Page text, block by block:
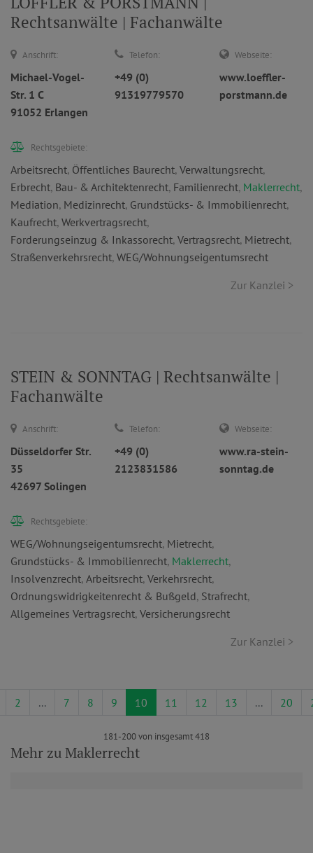
Rechtsanwälte | Fachanwälte
Anschrift:
Michael-Vogel-
Str. 1 C
91052 Erlangen
Telefon:
+49 (0)
91319779570
Webseite:
www.loeffler-
porstmann.de
Rechtsgebiete:
Arbeitsrecht, Öffentliches Baurecht, Verwaltungsrecht,
Erbrecht, Bau- & Architektenrecht, Familienrecht, Maklerrecht,
Mediation, Medizinrecht, Grundstücks- & Immobilienrecht,
Kaufrecht, Werkvertragsrecht,
Forderungseinzug & Inkassorecht, Vertragsrecht, Mietrecht,
Straßenverkehrsrecht, WEG/Wohnungseigentumsrecht
Zur Kanzlei >
STEIN & SONNTAG | Rechtsanwälte |
Fachanwälte
Anschrift:
Düsseldorfer Str.
35
42697 Solingen
Telefon:
+49 (0)
2123831586
Webseite:
www.ra-stein-
sonntag.de
Rechtsgebiete:
WEG/Wohnungseigentumsrecht, Mietrecht,
Grundstücks- & Immobilienrecht, Maklerrecht,
Insolvenzrecht, Arbeitsrecht, Verkehrsrecht,
Ordnungswidrigkeitenrecht & Bußgeld, Strafrecht,
Allgemeines Vertragsrecht, Versicherungsrecht
Zur Kanzlei >
2 ... 7 8 9 10 11 12 13 ... 20
181-200 von insgesamt 418
Mehr zu Maklerrecht